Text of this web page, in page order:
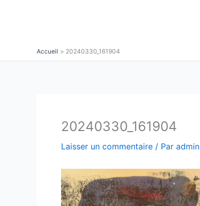
Accueil 20240330_161904
20240330_161904
Laisser un commentaire / Par admin